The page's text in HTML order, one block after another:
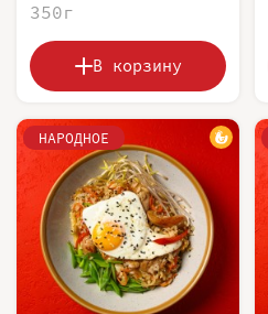
350г
В корзину
НАРОДНОЕ